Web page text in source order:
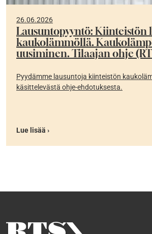
26.06.2026
Lausuntopyyntö: Kiinteistön
kaukolämmöllä.
uusiminen. Tilaajan ohje
Pyydämme lausuntoja kiinteistön
käsittelevästä ohje-ehdotuksesta.
Lue lisää ›